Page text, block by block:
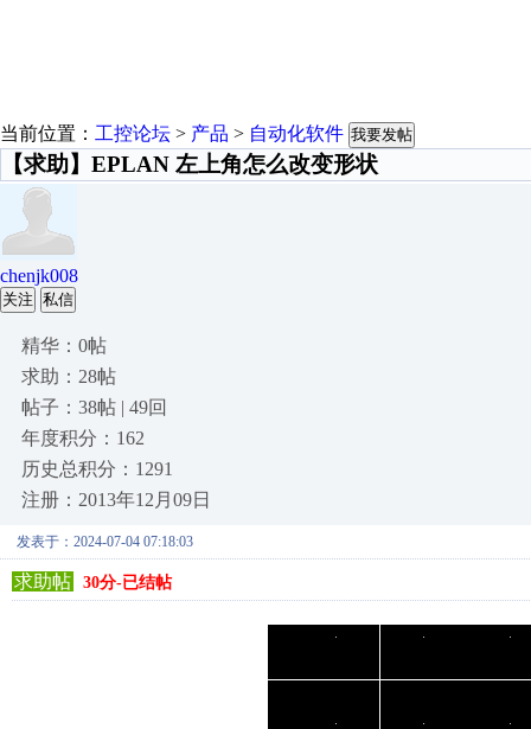
当前位置： 工控论坛 > 产品 > 自动化软件 我要发帖
【求助】EPLAN 左上角怎么改变形状
chenjk008
关注 私信
精华：0帖
求助：28帖
帖子：38帖 | 49回
年度积分：162
历史总积分：1291
注册：2013年12月09日
发表于：2024-07-04 07:18:03
求助帖 30分-已结帖